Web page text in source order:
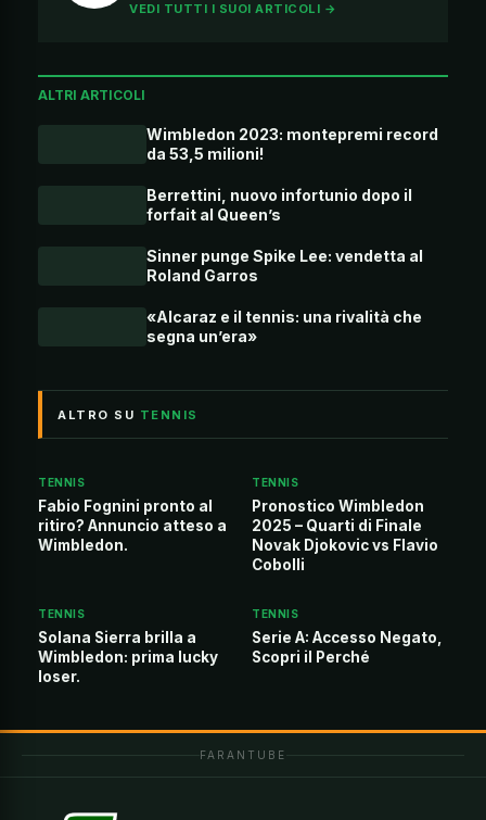
VEDI TUTTI I SUOI ARTICOLI →
ALTRI ARTICOLI
Wimbledon 2023: montepremi record
da 53,5 milioni!
Berrettini, nuovo infortunio dopo il
forfait al Queen’s
Sinner punge Spike Lee: vendetta al
Roland Garros
«Alcaraz e il tennis: una rivalità che
segna un’era»
ALTRO SU TENNIS
TENNIS
Fabio Fognini pronto al
ritiro? Annuncio atteso a
Wimbledon.
TENNIS
Pronostico Wimbledon
2025 – Quarti di Finale
Novak Djokovic vs Flavio
Cobolli
TENNIS
Solana Sierra brilla a
Wimbledon: prima lucky
loser.
TENNIS
Serie A: Accesso Negato,
Scopri il Perché
FARANTUBE